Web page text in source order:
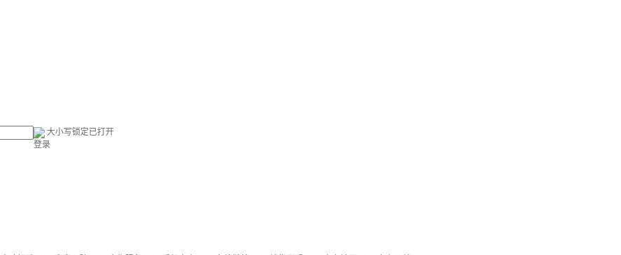
大小写锁定已打开
登录